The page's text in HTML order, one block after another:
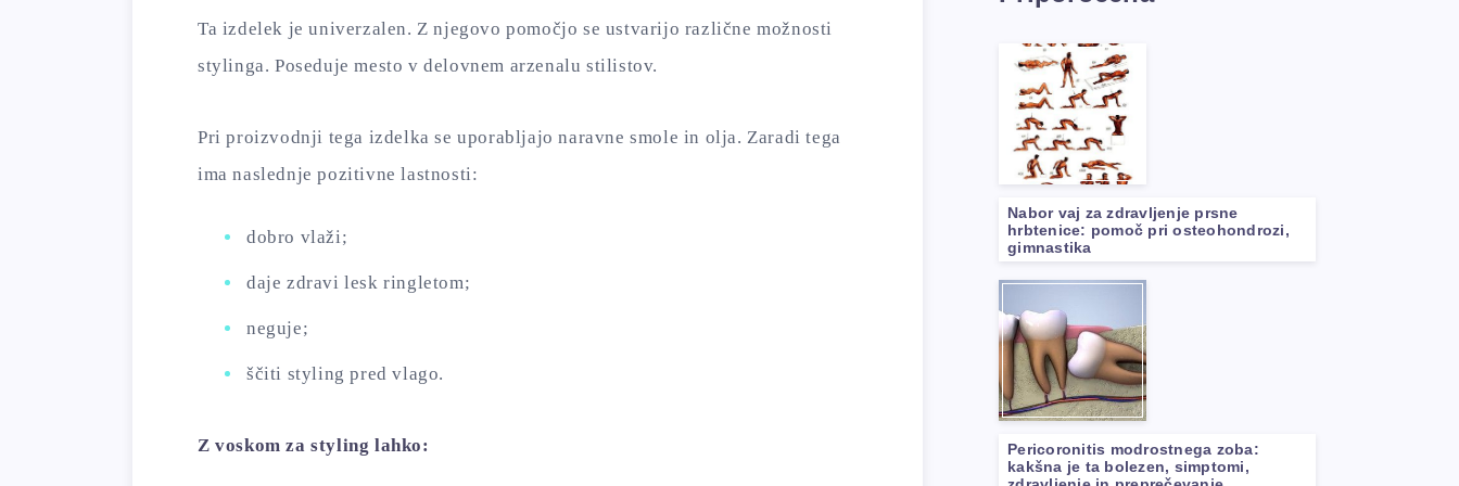
Ta izdelek je univerzalen. Z njegovo pomočjo se ustvarijo različne možnosti
stylinga. Poseduje mesto v delovnem arzenalu stilistov.
Pri proizvodnji tega izdelka se uporabljajo naravne smole in olja. Zaradi tega
ima naslednje pozitivne lastnosti:
dobro vlaži;
daje zdravi lesk ringletom;
neguje;
ščiti styling pred vlago.
Z voskom za styling lahko:
Nabor vaj za zdravljenje prsne
hrbtenice: pomoč pri osteohondrozi,
gimnastika
Pericoronitis modrostnega zoba:
kakšna je ta bolezen, simptomi,